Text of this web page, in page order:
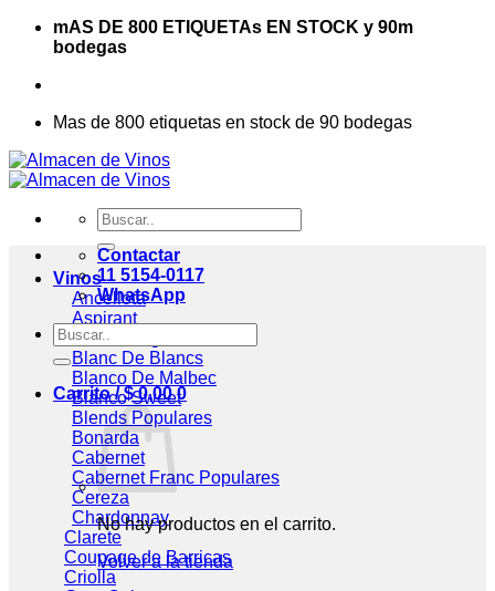
Saltar mAS DE 800 ETIQUETAs EN STOCK y 90m
bodegas
Mas de 800 etiquetas en stock de 90 bodegas
Buscar
por:
Vinos
Ancellota
Aspirant
Assemblage
Blanc De Blancs
Blanco De Malbec
Blanco Sweet
Blends
Bonarda
Cabernet
Cabernet Franc
Cereza
Chardonnay
Clarete
Coupage de Barricas
Criolla
Contactar
11 5154-0117
WhatsApp
Buscar
por:
Carrito /$0,00 0
No hay productos en el carrito.
Volver a la tienda